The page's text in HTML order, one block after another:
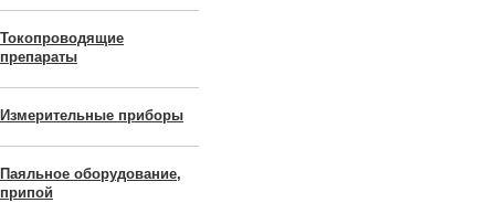
Токопроводящие
препараты
Измерительные приборы
Паяльное оборудование,
припой